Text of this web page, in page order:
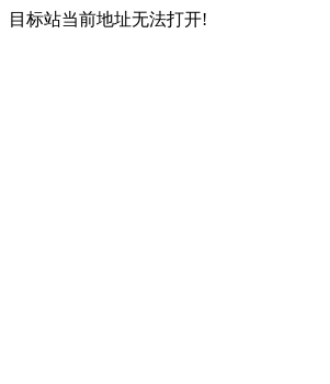
目标站当前地址无法打开!